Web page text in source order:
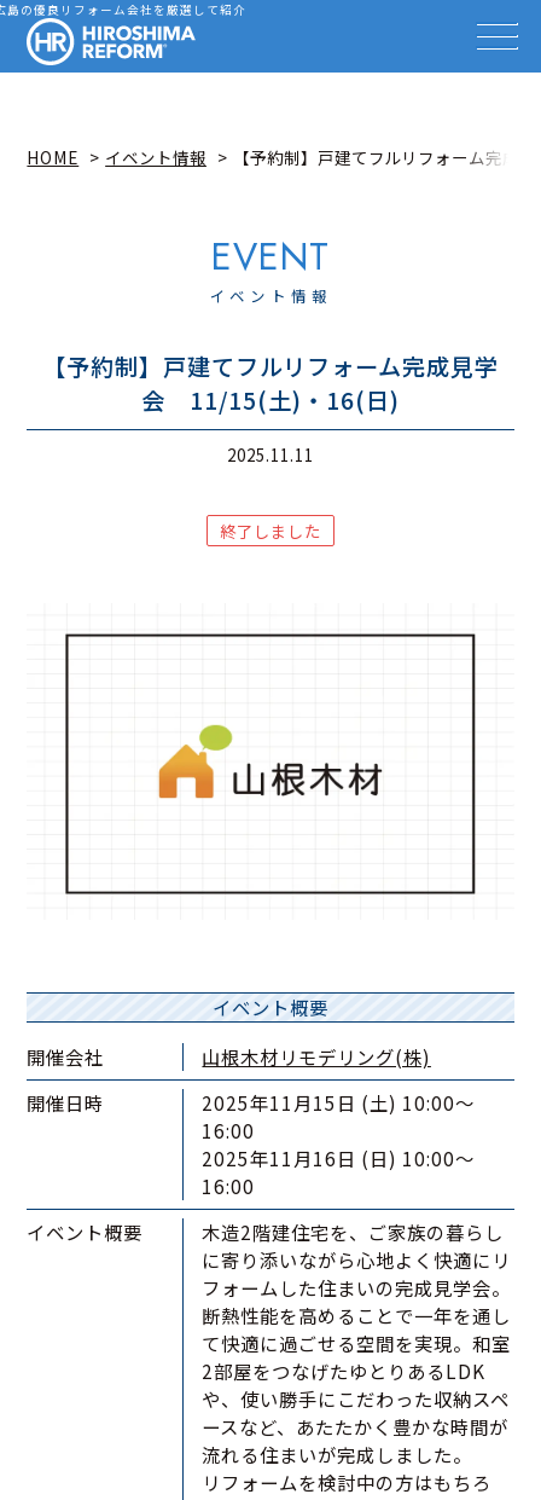
島の優良リフォーム会社を厳選して紹介
HIROSHIMA REFORM – 広島で
会社を探す
事例を見る
事例解説動画
イベント情報
広島リフォーム相談カウンター
HOME イベント情報 【予約制】戸建てフルリフォーム完
イベント情報
【予約制】戸建てフルリフォーム完成見学
会 11/15(土)・16(日)
2025.11.11
終了しました
イベント概要
開催会社
山根木材リモデリング(株)
開催日時
2025年11月15日 (土) 10:00〜
16:00
2025年11月16日 (日) 10:00〜
16:00
イベント概要
木造2階建住宅を、ご家族の暮らし
に寄り添いながら心地よく快適にリ
フォームした住まいの完成見学会。
断熱性能を高めることで一年を通し
て快適に過ごせる空間を実現。和室
2部屋をつなげたゆとりあるLDK
や、使い勝手にこだわった収納スペ
ースなど、あたたかく豊かな時間が
流れる住まいが完成しました。
リフォームを検討中の方はもちろ